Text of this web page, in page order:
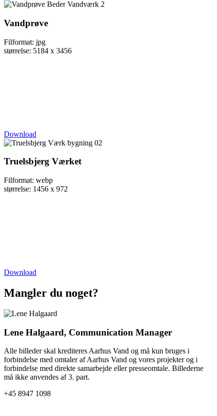
Vandprøve
Filformat: jpg
størrelse: 5184 x 3456
Download
Truelsbjerg Værket
Filformat: webp
størrelse: 1456 x 972
Download
Mangler du noget?
Lene Halgaard, Communication Manager
Alle billeder skal krediteres Aarhus Vand og må kun bruges i
forbindelse med omtaler af Aarhus Vand og vores projekter og i
forbindelse med direkte samarbejde eller presseomtale. Billederne
må ikke anvendes af 3. part.
+45 8947 1098